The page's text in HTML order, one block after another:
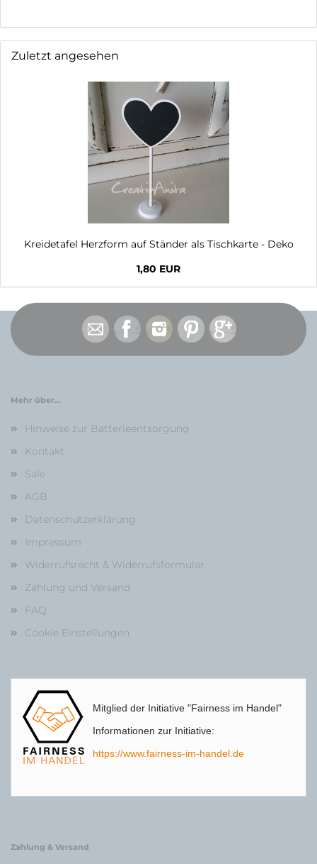
Zuletzt angesehen
Kreidetafel Herzform auf Ständer als Tischkarte - Deko
1,80 EUR
Mehr über...
Hinweise zur Batterieentsorgung
Kontakt
Sale
AGB
Datenschutzerklärung
Impressum
Widerrufsrecht & Widerrufsformular
Zahlung und Versand
FAQ
Cookie Einstellungen
Mitglied der Initiative "Fairness im Handel"
Informationen zur Initiative:
https://www.fairness-im-handel.de
Zahlung & Versand